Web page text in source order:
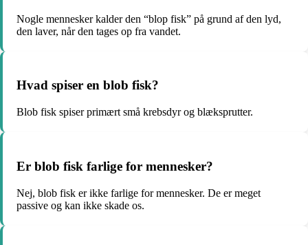
Nogle mennesker kalder den “blop fisk” på grund af den lyd,
den laver, når den tages op fra vandet.
Hvad spiser en blob fisk?
Blob fisk spiser primært små krebsdyr og blæksprutter.
Er blob fisk farlige for mennesker?
Nej, blob fisk er ikke farlige for mennesker. De er meget
passive og kan ikke skade os.